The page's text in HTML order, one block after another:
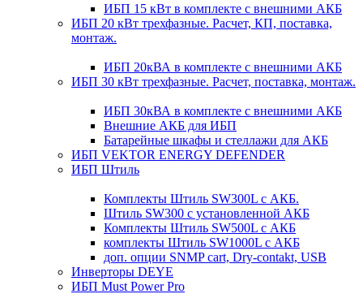
ИБП 15 кВт в комплекте с внешними АКБ
ИБП 20 кВт трехфазные. Расчет, КП, поставка,
монтаж.
ИБП 20кВА в комплекте с внешними АКБ
ИБП 30 кВт трехфазные. Расчет, поставка, монтаж.
ИБП 30кВА в комплекте с внешними АКБ
Внешние АКБ для ИБП
Батарейные шкафы и стеллажи для АКБ
ИБП VEKTOR ENERGY DEFENDER
ИБП Штиль
Комплекты Штиль SW300L с АКБ.
Штиль SW300 с установленной АКБ
Комплекты Штиль SW500L с АКБ
комплекты Штиль SW1000L с АКБ
доп. опции SNMP cart, Dry-contakt, USB
Инверторы DEYE
ИБП Must Power Pro